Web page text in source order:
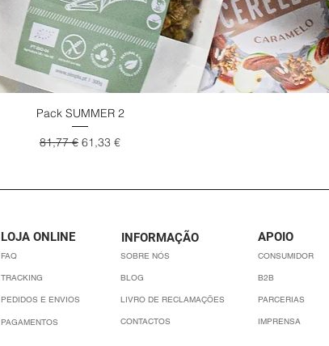
Visualização rápida
Pack SUMMER 2
Preço normal
81,77 € Preço promocional
61,33 €
LOJA ONLINE
FAQ
TRACKING
PEDIDOS E ENVIOS
PAGAMENTOS
INFORMAÇÃO
SOBRE NÓS
BLOG
LIVRO DE RECLAMAÇÕES
CONTACTOS
APOIO
CONSUMIDOR
B2B
PARCERIAS
IMPRENSA